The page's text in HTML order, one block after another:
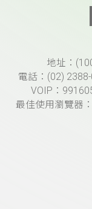
頁尾資訊地址：
電話：(02)
VOIP：
最佳使用瀏覽器